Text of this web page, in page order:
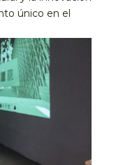
único en el